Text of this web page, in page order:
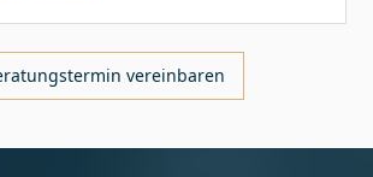
vereinbaren